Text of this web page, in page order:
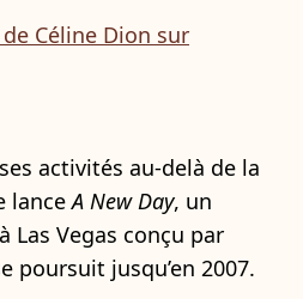
Céline Dion sur
activités au-delà de la
lanceA New Day, un
Las Vegas conçu par
poursuit jusqu’en 2007.